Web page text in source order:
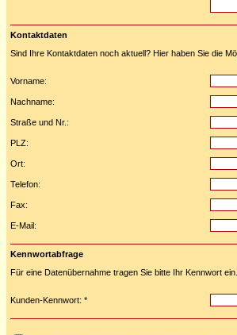
Kontaktdaten
Sind Ihre Kontaktdaten noch aktuell? Hier haben Sie die
Vorname:
Nachname:
Straße und Nr.:
PLZ:
Ort:
Telefon:
Fax:
E-Mail:
Kennwortabfrage
Für eine Datenübernahme tragen Sie bitte Ihr Kennwort
Kunden-Kennwort: *